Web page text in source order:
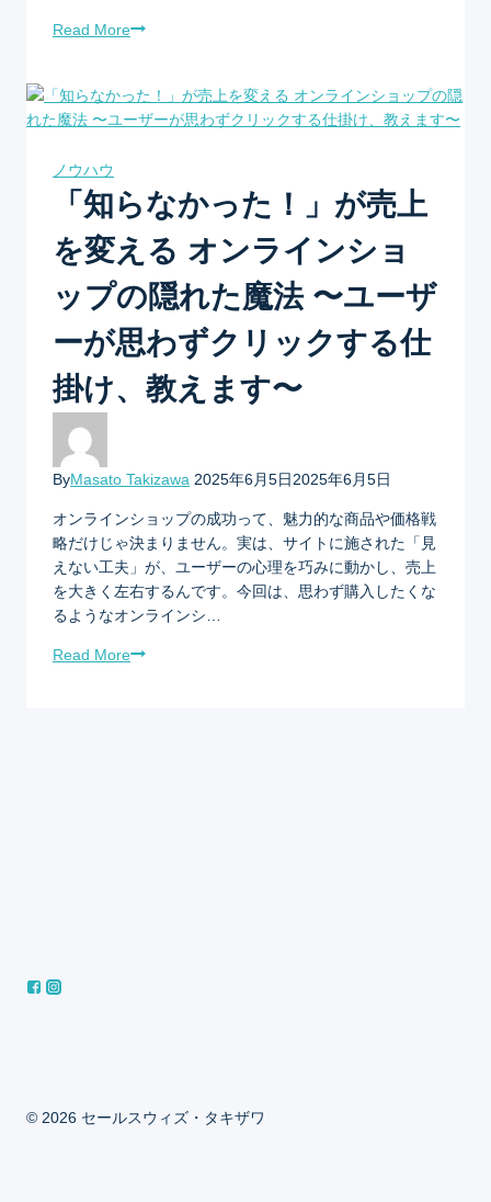
Read More
ノウハウ
「知らなかった！」が売上
を変える オンラインショ
ップの隠れた魔法 〜ユーザ
ーが思わずクリックする仕
掛け、教えます〜
ByMasato Takizawa 2025年6月5日2025年6月5日
オンラインショップの成功って、魅力的な商品や価格戦
略だけじゃ決まりません。実は、サイトに施された「見
えない工夫」が、ユーザーの心理を巧みに動かし、売上
を大きく左右するんです。今回は、思わず購入したくな
るようなオンラインシ…
Read More
© 2026 セールスウィズ・タキザワ